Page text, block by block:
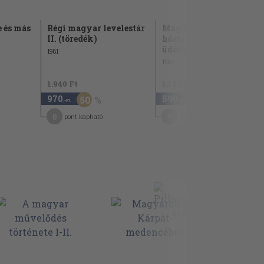
más
Régi magyar levelestár
II. (töredék)
1981
1.940 Ft
970 ,-Ft 50
pont kapható
Magyar alvitézek
hőstettei az újabb
üdőszakban